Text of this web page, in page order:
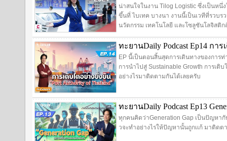
น่าสนใจในงาน Tilog Logistic ซึ่งเป็นห
ขึ้นที่ ไบเทค บางนา งานนี้เป็นเวทีที่รวบ
นวัตกรรม เทคโนโลยี และโซลูชันโลจิสติ
ทะยานDaily Podcast Ep14 กา
EP นี้เป็นตอนสิ้นสุดการเดินทางของการท่
การนำไปสู่ Sustainable Growth การเติบ
อย่างไรมาติดตามกันได้เลยครับ
ทะยานDaily Podcast Ep13
ทุกคนคิดว่าGeneration Gap เป็นปัญหา
วจะทำอย่างไรให้ปัญหานั้นถูกเเก้ มาติด